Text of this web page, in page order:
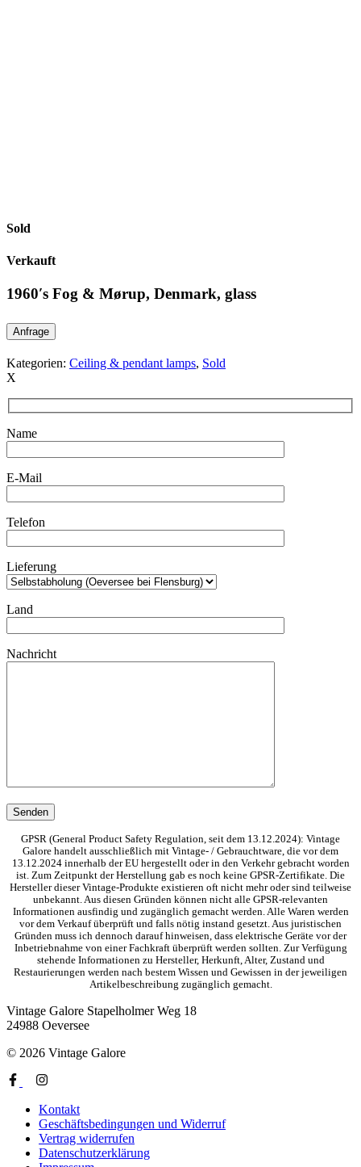
Sold
Verkauft
1960′s Fog & Mørup, Denmark, glass
Anfrage
Kategorien: Ceiling & pendant lamps, Sold
X
Name
E-Mail
Telefon
Lieferung
Land
Nachricht
GPSR (General Product Safety Regulation, seit dem 13.12.2024): Vintage
Galore handelt ausschließlich mit Vintage- / Gebrauchtware, die vor dem
13.12.2024 innerhalb der EU hergestellt oder in den Verkehr gebracht worden
ist. Zum Zeitpunkt der Herstellung gab es noch keine GPSR-Zertifikate. Die
Hersteller dieser Vintage-Produkte existieren oft nicht mehr oder sind teilweise
unbekannt. Aus diesen Gründen können nicht alle GPSR-relevanten
Informationen ausfindig und zugänglich gemacht werden. Alle Waren werden
vor dem Verkauf überprüft und falls nötig instand gesetzt. Aus juristischen
Gründen muss ich dennoch darauf hinweisen, dass elektrische Geräte vor der
Inbetriebnahme von einer Fachkraft überprüft werden sollten. Zur Verfügung
stehende Informationen zu Hersteller, Herkunft, Alter, Zustand und
Restaurierungen werden nach bestem Wissen und Gewissen in der jeweiligen
Artikelbeschreibung zugänglich gemacht.
Vintage Galore Stapelholmer Weg 18
24988 Oeversee
© 2026 Vintage Galore
Kontakt
Geschäftsbedingungen und Widerruf
Vertrag widerrufen
Datenschutzerklärung